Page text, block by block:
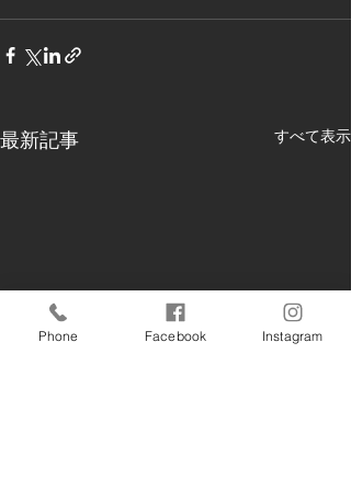
最新記事 すべて表示
Phone Facebook Instagram